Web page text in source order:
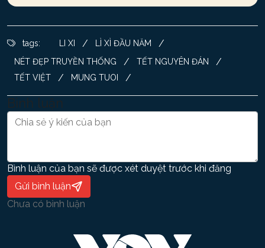
tags: LI XI / LÌ XÌ ĐẦU NĂM /
NÉT ĐẸP TRUYỀN THỐNG / TẾT NGUYÊN ĐÁN /
TẾT VIỆT / MUNG TUOI /
Bình luận
Bình luận của bạn sẽ được xét duyệt trước khi đăng
Gửi bình luận
Chưa có bình luận